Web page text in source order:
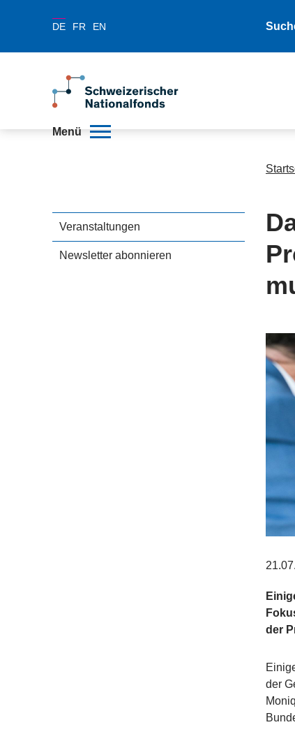
DE FR EN
Menü
Veranstaltungen
Newsletter abonnieren
der
der